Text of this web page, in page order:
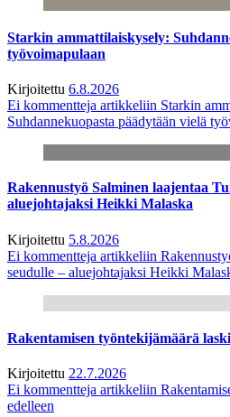
Starkin ammattilaiskysely:
työvoimapulaan
Kirjoitettu 6.8.2026
Ei kommentteja artikkeliin Starkin
Suhdannekuopasta päädytään vielä
Rakennustyö Salminen laajentaa
aluejohtajaksi Heikki Malaska
Kirjoitettu 5.8.2026
Ei kommentteja artikkeliin
seudulle – aluejohtajaksi Heikki
Rakentamisen työntekijämäärä
Kirjoitettu 22.7.2026
Ei kommentteja artikkeliin
edelleen